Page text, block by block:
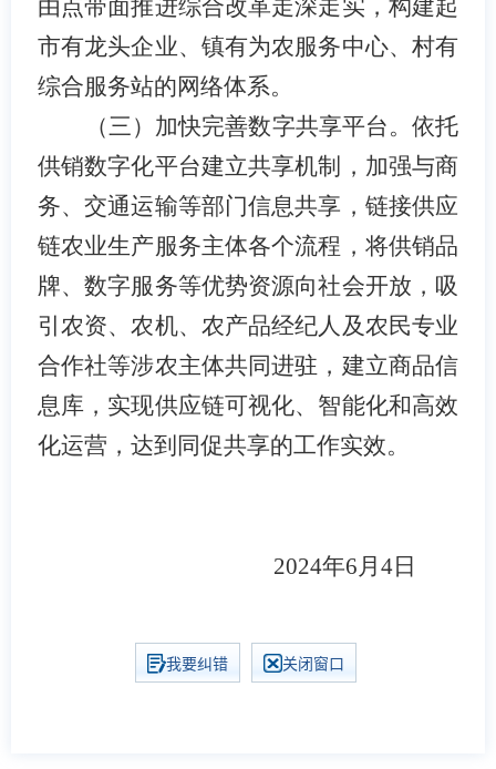
由点带面推进综合改革走深走实，构建起
市有龙头企业、镇有为农服务中心、村有
综合服务站的网络体系。
（三）加快完善数字共享平台。依托
供销数字化平台建立共享机制，加强与商
务、交通运输等部门信息共享，链接供应
链农业生产服务主体各个流程，将供销品
牌、数字服务等优势资源向社会开放，吸
引农资、农机、农产品经纪人及农民专业
合作社等涉农主体共同进驻，建立商品信
息库，实现供应链可视化、智能化和高效
化运营，达到同促共享的工作实效。
2024年6月4日
我要纠错 关闭窗口